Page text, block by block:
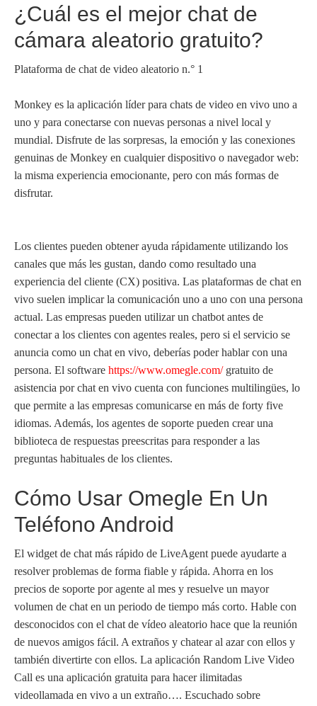
¿Cuál es el mejor chat de
cámara aleatorio gratuito?
Plataforma de chat de video aleatorio n.° 1
Monkey es la aplicación líder para chats de video en vivo uno a
uno y para conectarse con nuevas personas a nivel local y
mundial. Disfrute de las sorpresas, la emoción y las conexiones
genuinas de Monkey en cualquier dispositivo o navegador web:
la misma experiencia emocionante, pero con más formas de
disfrutar.
Los clientes pueden obtener ayuda rápidamente utilizando los
canales que más les gustan, dando como resultado una
experiencia del cliente (CX) positiva. Las plataformas de chat en
vivo suelen implicar la comunicación uno a uno con una persona
actual. Las empresas pueden utilizar un chatbot antes de
conectar a los clientes con agentes reales, pero si el servicio se
anuncia como un chat en vivo, deberías poder hablar con una
persona. El software https://www.omegle.com/gratuito de
asistencia por chat en vivo cuenta con funciones multilingües, lo
que permite a las empresas comunicarse en más de forty five
idiomas. Además, los agentes de soporte pueden crear una
biblioteca de respuestas preescritas para responder a las
preguntas habituales de los clientes.
Cómo Usar Omegle En Un
Teléfono Android
El widget de chat más rápido de LiveAgent puede ayudarte a
resolver problemas de forma fiable y rápida. Ahorra en los
precios de soporte por agente al mes y resuelve un mayor
volumen de chat en un periodo de tiempo más corto. Hable con
desconocidos con el chat de vídeo aleatorio hace que la reunión
de nuevos amigos fácil. A extraños y chatear al azar con ellos y
también divertirte con ellos. La aplicación Random Live Video
Call es una aplicación gratuita para hacer ilimitadas
videollamada en vivo a un extraño…. Escuchado sobre